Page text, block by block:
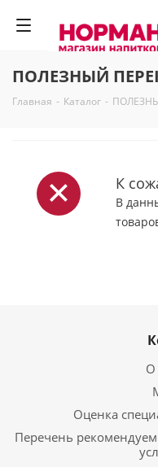
ПОЛЕЗНЫЙ
Главная - Каталог -
К
В
О
Оценка
Перечень